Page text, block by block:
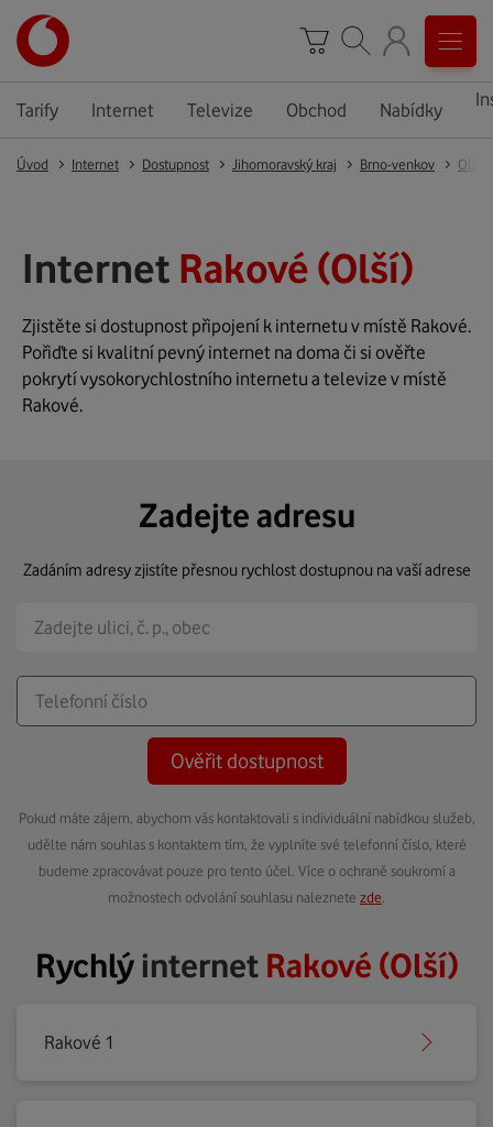
Tarify Internet Televize Obchod Nabídky
Úvod Internet Dostupnost Jihomoravský kraj Brno-venkov Olší
Internet Rakové (Olší)
Zjistěte si dostupnost připojení k internetu v místě Rakové.
Pořiďte si kvalitní pevný internet na doma či si ověřte
pokrytí vysokorychlostního internetu a televize v místě
Rakové.
Zadejte adresu
Zadáním adresy zjistíte přesnou rychlost dostupnou na vaší adrese
Ověřit dostupnost
Pokud máte zájem, abychom vás kontaktovali s individuální nabídkou služeb,
udělte nám souhlas s kontaktem tím, že vyplníte své telefonní číslo, které
budeme zpracovávat pouze pro tento účel. Více o ochraně soukromí a
možnostech odvolání souhlasu naleznete zde
Rychlýinternet Rakové (Olší)
Rakové 1